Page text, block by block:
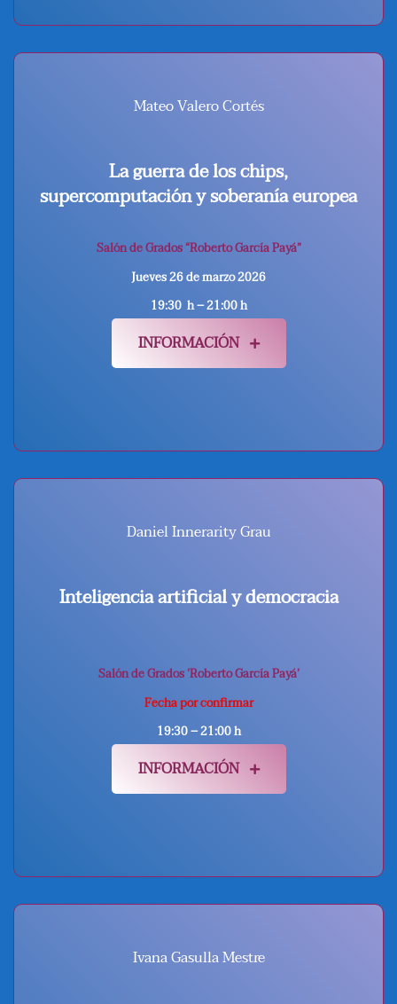
Mateo Valero Cortés
La guerra de los chips,
supercomputación y soberanía europea
Salón de Grados “Roberto García Payá”
Jueves 26 de marzo 2026
19:30 h – 21:00 h
INFORMACIÓN
Daniel Innerarity Grau
Inteligencia artificial y democracia
Salón de Grados ‘Roberto García Payá’
Fecha por confirmar
19:30 – 21:00 h
INFORMACIÓN
Ivana Gasulla Mestre